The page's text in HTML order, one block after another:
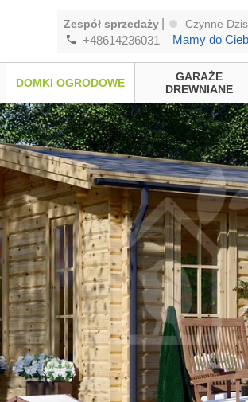
Zespół sprzedaży Czynne
+48614236031 Mamy do
DOMKI OGRODOWE
GARAŻE
DREWNIANE